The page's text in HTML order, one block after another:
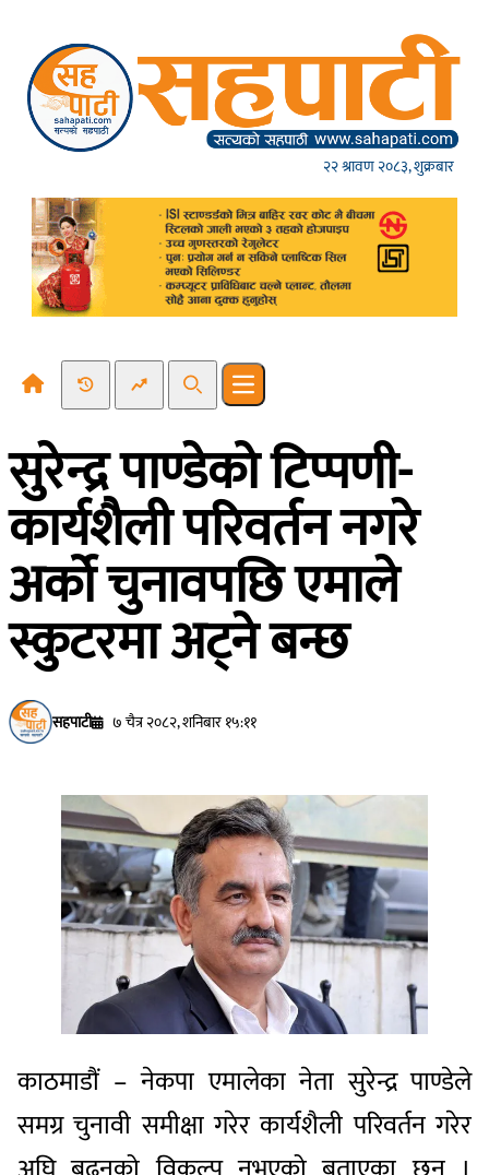
२२ श्रावण २०८३, शुक्रबार
Recent NewsTrending News
SearchOpen main menu
सुरेन्द्र पाण्डेको टिप्पणी-
कार्यशैली परिवर्तन नगरे
अर्को चुनावपछि एमाले
स्कुटरमा अट्ने बन्छ
सहपाटी ७ चैत्र २०८२, शनिबार १५:११
काठमाडौं – नेकपा एमालेका नेता सुरेन्द्र पाण्डेले
समग्र चुनावी समीक्षा गरेर कार्यशैली परिवर्तन गरेर